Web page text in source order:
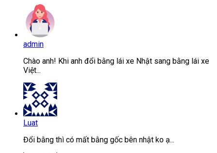
admin
Chào anh! Khi anh đổi bằng lái xe Nhật sang bằng lái xe
Việt...
Luat
Đổi bằng thì có mất bằng gốc bên nhật ko ạ...